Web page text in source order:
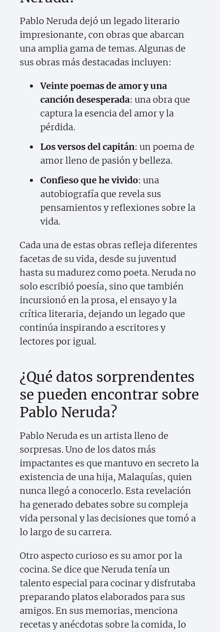
Pablo Neruda dejó un legado literario
impresionante, con obras que abarcan
una amplia gama de temas. Algunas de
sus obras más destacadas incluyen:
Veinte poemas de amor y una
canción desesperada: una obra que
captura la esencia del amor y la
pérdida.
Los versos del capitán: un poema de
amor lleno de pasión y belleza.
Confieso que he vivido: una
autobiografía que revela sus
pensamientos y reflexiones sobre la
vida.
Cada una de estas obras refleja diferentes
facetas de su vida, desde su juventud
hasta su madurez como poeta. Neruda no
solo escribió poesía, sino que también
incursionó en la prosa, el ensayo y la
crítica literaria, dejando un legado que
continúa inspirando a escritores y
lectores por igual.
¿Qué datos sorprendentes
se pueden encontrar sobre
Pablo Neruda?
Pablo Neruda es un artista lleno de
sorpresas. Uno de los datos más
impactantes es que mantuvo en secreto la
existencia de una hija, Malaquías, quien
nunca llegó a conocerlo. Esta revelación
ha generado debates sobre su compleja
vida personal y las decisiones que tomó a
lo largo de su carrera.
Otro aspecto curioso es su amor por la
cocina. Se dice que Neruda tenía un
talento especial para cocinar y disfrutaba
preparando platos elaborados para sus
amigos. En sus memorias, menciona
recetas y anécdotas sobre la comida, lo